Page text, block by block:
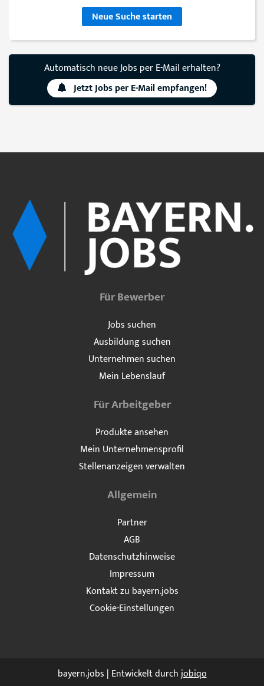
Neue Suche starten
Automatisch neue Jobs per E-Mail erhalten?
Jetzt Jobs per E-Mail empfangen!
Für Bewerber
Jobs suchen
Ausbildung suchen
Unternehmen suchen
Mein Lebenslauf
Für Arbeitgeber
Produkte ansehen
Mein Unternehmensprofil
Stellenanzeigen verwalten
Allgemein
Partner
AGB
Datenschutzhinweise
Impressum
Kontakt zu bayern.jobs
Cookie-Einstellungen
bayern.jobs | Entwickelt durchjobiqo